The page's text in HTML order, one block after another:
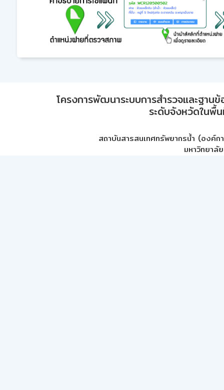
โครงการพัฒนาระบบการสำรวจและฐา
ระดับจังหวัดในพื้
สถาบันสารสนเทศทรัพยากรน้ำ (องค์ก
มหาวิทยาลั